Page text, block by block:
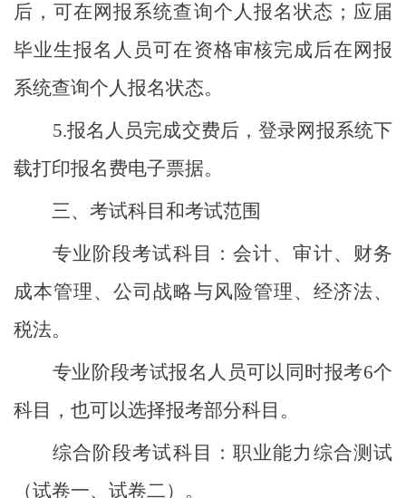
后，可在网报系统查询个人报名状态；应届
毕业生报名人员可在资格审核完成后在网报
系统查询个人报名状态。
5.报名人员完成交费后，登录网报系统下
载打印报名费电子票据。
三、考试科目和考试范围
专业阶段考试科目：会计、审计、财务
成本管理、公司战略与风险管理、经济法、
税法。
专业阶段考试报名人员可以同时报考6个
科目，也可以选择报考部分科目。
综合阶段考试科目：职业能力综合测试
（试卷一、试卷二）。